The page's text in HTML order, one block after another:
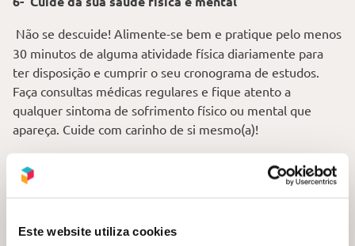
Este website utiliza cookies
Não se descuide! Alimente-se bem e pratique pelo menos
30 minutos de alguma atividade física diariamente para
ter disposição e cumprir o seu cronograma de estudos.
Faça consultas médicas regulares e fique atento a
qualquer sintoma de sofrimento físico ou mental que
apareça. Cuide com carinho de si mesmo(a)!
temos como prioridade o seu
bem-estar e a sua saúde emocional
. Quando precisar tirar
um tempo, busque orientações sobre as atividades extras
relaxamento,meditação, yoga e zumba